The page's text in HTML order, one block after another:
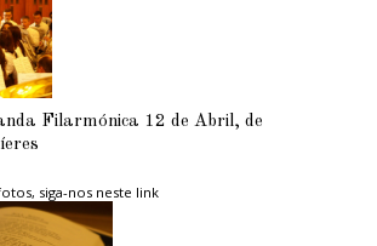
Filarmónica 12 de Abril, de
siga-nos neste link